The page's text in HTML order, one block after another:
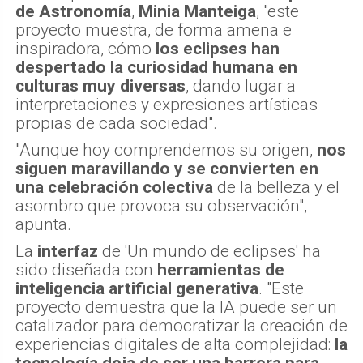
de Astronomía, Minia Manteiga, "este
proyecto muestra, de forma amena e
inspiradora, cómo los eclipses han
despertado la curiosidad humana en
culturas muy diversas, dando lugar a
interpretaciones y expresiones artísticas
propias de cada sociedad".
"Aunque hoy comprendemos su origen, nos
siguen maravillando y se convierten en
una celebración colectiva de la belleza y el
asombro que provoca su observación",
apunta.
La interfaz de 'Un mundo de eclipses' ha
sido diseñada con herramientas de
inteligencia artificial generativa. "Este
proyecto demuestra que la IA puede ser un
catalizador para democratizar la creación de
experiencias digitales de alta complejidad: la